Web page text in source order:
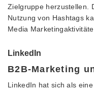
Zielgruppe herzustellen.
Nutzung von Hashtags
Media
LinkedIn
B2B-Marketing
LinkedIn hat sich als